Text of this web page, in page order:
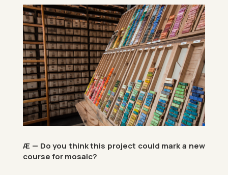
Æ — Do you think this pro­ject could mark a new
course for mo­saic?